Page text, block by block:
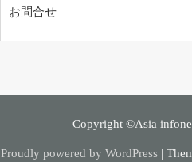
お問合せ
Copyright ©Asia
Proudly powered by WordPress |